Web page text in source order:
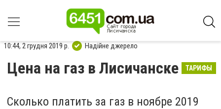
10:44, 2 грудня 2019 р. Надійне джерело
Цена на газ в Лисичанске ТАРИФЫ
Сколько платить за газ в ноябре 2019